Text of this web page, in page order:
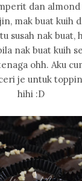
dan
mak buat kuih
susah nak buat,
nak buat kuih
ohh. Aku
je untuk
hihi :D